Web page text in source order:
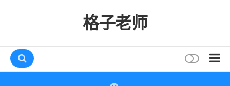
格子老师